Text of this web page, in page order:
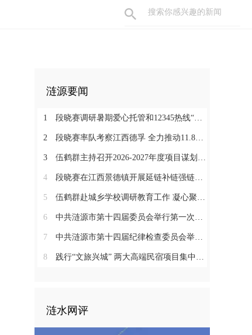
涟源要闻
1 段晓赛调研暑期爱心托管和12345热线“领导接听日”工作：在办好民生实事中打通基层治理“最后一米”
2 段晓赛率队考察江西德孚 全力推动11.8亿元循环经济项目提速增效
3 伍鹤群主持召开2026-2027年度项目谋划调度会
4 段晓赛在江西景德镇开展延链补链强链招商 围绕“三电一钛”精准发力
5 伍鹤群赴城乡学校调研教育工作 凝心聚力推动涟源教育高质量发展
6 中共涟源市第十四届委员会举行第一次全体会议 段晓赛当选市委书记 伍鹤群周杨当选市委副书记
7 中共涟源市第十四届纪律检查委员会举行第一次全体会议
8 践行“文旅兴城” 两大高端民宿项目集中签约开工 全力打造“湖湘地区文旅康养名城”
涟水网评